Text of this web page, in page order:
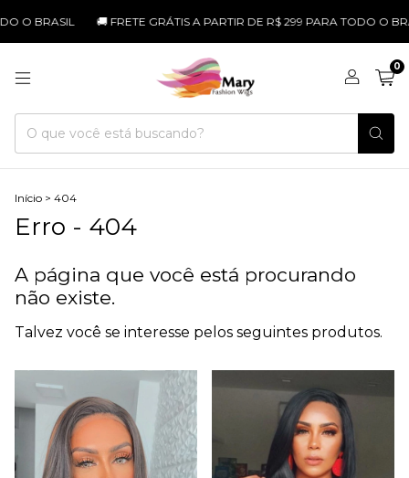
O BRASIL 🚚 FRETE GRÁTIS A PARTIR DE R$ 299 PARA TODO O
0
Início > 404
Erro - 404
A página que você está procurando
não existe.
Talvez você se interesse pelos seguintes produtos.